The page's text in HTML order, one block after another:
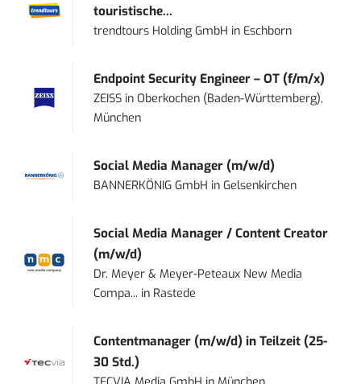
touristische...
trendtours Holding GmbH in Eschborn
Endpoint Security Engineer – OT (f/m/x)
ZEISS inOberkochen (Baden-Württemberg),
München
Social Media Manager (m/w/d)
BANNERKÖNIG GmbH inGelsenkirchen
Social Media Manager / Content Creator
(m/w/d)
Dr. Meyer & Meyer-Peteaux New Media
Compa... in Rastede
Contentmanager (m/w/d) in Teilzeit (25-
30 Std.)